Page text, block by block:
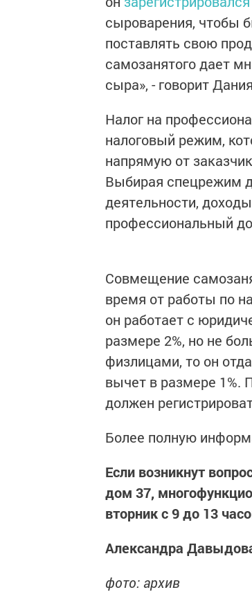
сыроварения, чтобы
поставлять свою
самозанятого дает
сыра», - говорит
Налог на
налоговый режим,
напрямую от
Выбирая спецрежим
деятельности,
профессиональный
Совмещение
время от работы по
он работает с
размере 2%, но не
физлицами, то он
вычет в размере 1%.
должен
Более полную
Если возникнут
дом 37,
вторник с 9 до 13
Александра
фото: архив